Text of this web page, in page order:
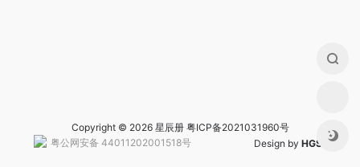
Copyright © 2026 星辰册 粤ICP备2021031960号
粤公网安备 44011202001518号Design by HGS